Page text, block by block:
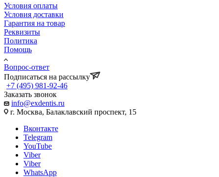
Условия оплаты
Условия доставки
Гарантия на товар
Реквизиты
Политика
Помощь
Вопрос-ответ
Подписаться на рассылку
+7 (495) 981-92-46
Заказать звонок
info@exdentis.ru
г. Москва, Балаклавский проспект, 15
Вконтакте
Telegram
YouTube
Viber
Viber
WhatsApp